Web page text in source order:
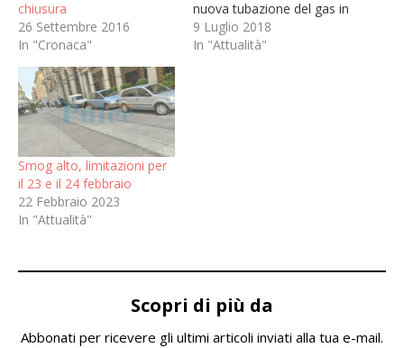
chiusura
26 Settembre 2016
In "Cronaca"
nuova tubazione del gas in
progetto sul cavalcavia
Brigate Ravenna di
9 Luglio 2018
In "Attualità"
Smog alto, limitazioni per
il 23 e il 24 febbraio
22 Febbraio 2023
In "Attualità"
Scopri di più da
Abbonati per ricevere gli ultimi articoli inviati alla tua e-mail.